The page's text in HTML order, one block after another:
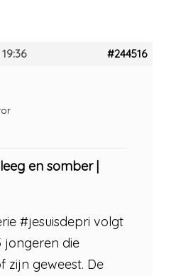
#244516
en somber |
#jesuisdepri volgt
jongeren die
zijn geweest. De